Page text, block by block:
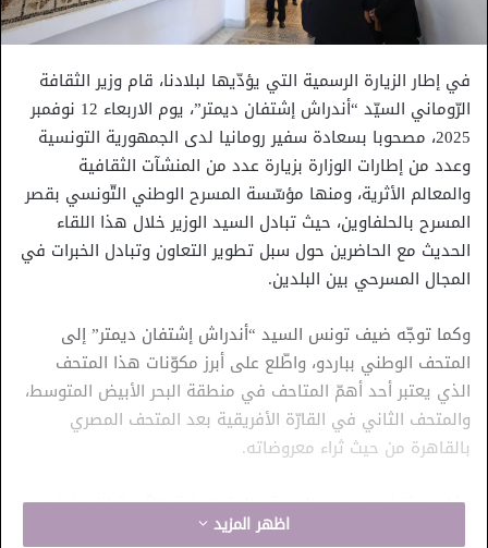
في إطار الزيارة الرسمية التي يؤدّيها لبلادنا، قام وزير الثقافة
الرّوماني السيّد “أندراش إشتفان ديمتر”، يوم الاربعاء 12 نوفمبر
2025، مصحوبا بسعادة سفير رومانيا لدى الجمهورية التونسية
وعدد من إطارات الوزارة بزيارة عدد من المنشآت الثقافية
والمعالم الأثرية، ومنها مؤسّسة المسرح الوطني التّونسي بقصر
المسرح بالحلفاوين، حيث تبادل السيد الوزير خلال هذا اللقاء
الحديث مع الحاضرين حول سبل تطوير التعاون وتبادل الخبرات في
المجال المسرحي بين البلدين.
وكما توجّه ضيف تونس السيد “أندراش إشتفان ديمتر” إلى
المتحف الوطني بباردو، واطّلع على أبرز مكوّنات هذا المتحف
الذي يعتبر أحد أهمّ المتاحف في منطقة البحر الأبيض المتوسط، ​​
والمتحف الثاني في القارّة الأفريقية بعد المتحف المصري
بالقاهرة من حيث ثراء معروضاته.
وكان مركز الموسيقى العربية والمتوسّطية “النّجمة الزهراء” من
بين محطّات هذه الزيارة التي اطلع فيها وزير ثقافة دولة رومانيا
اظهر المزيد